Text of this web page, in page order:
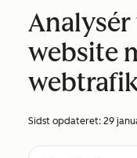
website
Sidst opdateret: 29